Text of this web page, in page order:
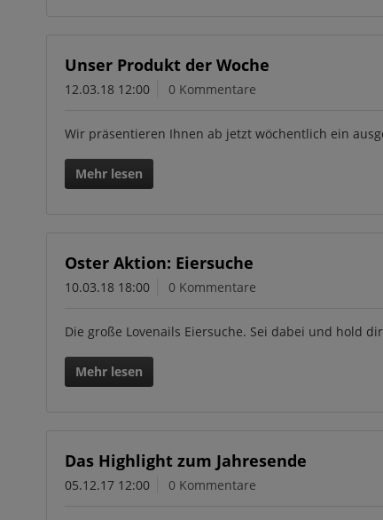
Unser Produkt der Woche
12.03.18 12:00 0 Kommentare
Wir präsentieren Ihnen ab jetzt wöchentlich ein
Mehr lesen
Oster Aktion: Eiersuche
10.03.18 18:00 0 Kommentare
Die große Lovenails Eiersuche. Sei dabei und hold
Mehr lesen
Das Highlight zum Jahresende
05.12.17 12:00 0 Kommentare